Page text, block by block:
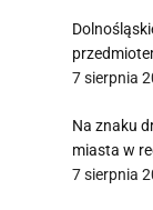
7 sierpnia
Na znaku
miasta w
7 sierpnia